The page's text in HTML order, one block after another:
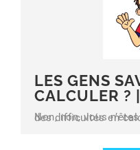
LES GENS
CALCULER ? |
Non, non, vous n’êtes pas tout(e) seul(e) à avoir des